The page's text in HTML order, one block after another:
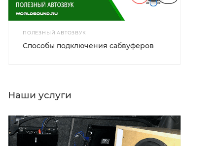
ПОЛЕЗНЫЙ АВТОЗВУК
Способы подключения сабвуферов
Наши услуги